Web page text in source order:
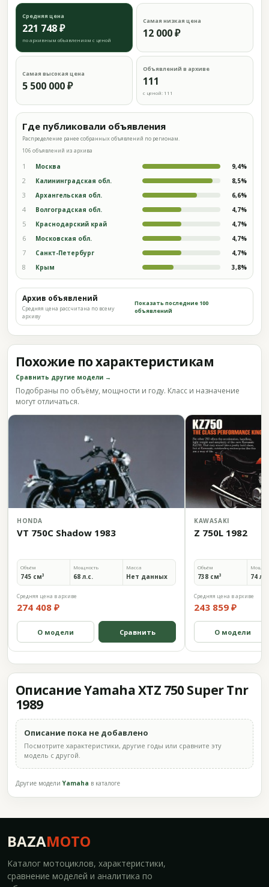
Средняя цена
221 748 ₽
по архивным объявлениям с ценой
Самая низкая цена
12 000 ₽
Самая высокая цена
5 500 000 ₽
Объявлений в архиве
111
с ценой: 111
Где публиковали объявления
Распределение ранее собранных объявлений по регионам.
106 объявлений из архива
1 Москва 9,4%
2 Калининградская обл. 8,5%
3 Архангельская обл. 6,6%
4 Волгоградская обл. 4,7%
5 Краснодарский край 4,7%
6 Московская обл. 4,7%
7 Санкт-Петербург 4,7%
8 Крым 3,8%
Архив объявлений
Средняя цена рассчитана по всему
архиву
Показать последние 100
объявлений
Похожие по характеристикам
Сравнить другие модели →
Подобраны по объёму, мощности и году. Класс и назначение
могут отличаться.
HONDA
VT 750C Shadow 1983
Объём
745 см³
Мощность
68 л.с.
Масса
Нет данных
Средняя цена в архиве
274 408 ₽
О модели Сравнить
KAWASAKI
Z 750L 1982
Объём
738 см³ 74
Средняя цена в архиве
243 859 ₽
О модели
Описание Yamaha XTZ 750 Super Tnr
1989
Описание пока не добавлено
Посмотрите характеристики, другие годы или сравните эту
модель с другой.
Другие моделиYamaha в каталоге
BAZAMOTO
Каталог мотоциклов, характеристики,
сравнение моделей и аналитика по